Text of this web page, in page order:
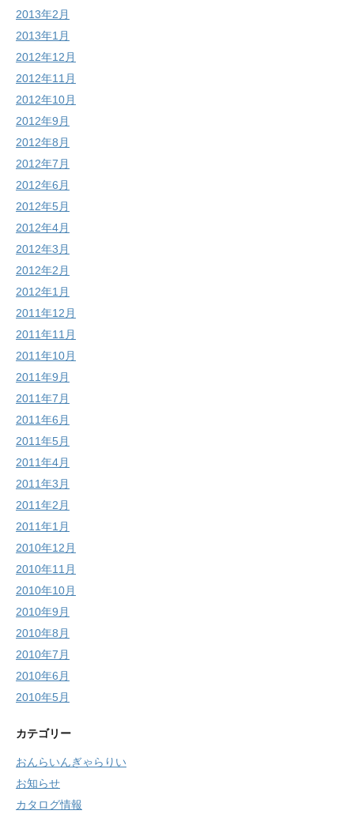
2013年2月
2013年1月
2012年12月
2012年11月
2012年10月
2012年9月
2012年8月
2012年7月
2012年6月
2012年5月
2012年4月
2012年3月
2012年2月
2012年1月
2011年12月
2011年11月
2011年10月
2011年9月
2011年7月
2011年6月
2011年5月
2011年4月
2011年3月
2011年2月
2011年1月
2010年12月
2010年11月
2010年10月
2010年9月
2010年8月
2010年7月
2010年6月
2010年5月
カテゴリー
おんらいんぎゃらりい
お知らせ
カタログ情報